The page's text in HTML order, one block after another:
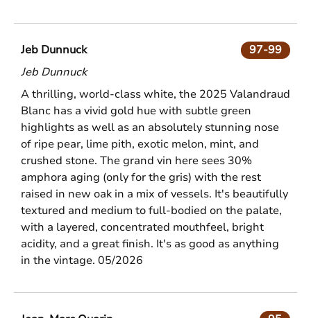
97-99
Jeb Dunnuck
Jeb Dunnuck
A thrilling, world-class white, the 2025 Valandraud
Blanc has a vivid gold hue with subtle green
highlights as well as an absolutely stunning nose
of ripe pear, lime pith, exotic melon, mint, and
crushed stone. The grand vin here sees 30%
amphora aging (only for the gris) with the rest
raised in new oak in a mix of vessels. It's beautifully
textured and medium to full-bodied on the palate,
with a layered, concentrated mouthfeel, bright
acidity, and a great finish. It's as good as anything
in the vintage. 05/2026